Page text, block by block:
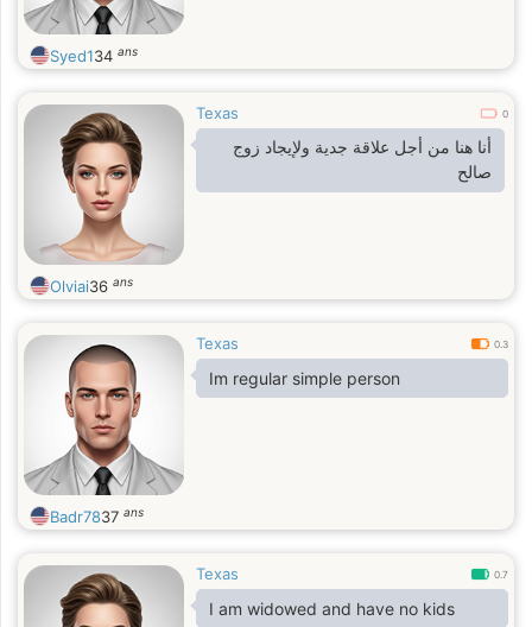
Syed134 ans
Texas 0
أنا هنا من أجل علاقة جدية ولإيجاد زوج
صالح
Olviai36 ans
Texas 0.3
Im regular simple person
Badr7837 ans
Texas 0.7
I am widowed and have no kids